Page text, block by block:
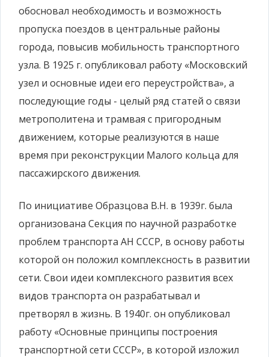
обосновал необходимость и возможность
пропуска поездов в центральные районы
города, повысив мобильность транспортного
узла. В 1925 г. опубликовал работу «Московский
узел и основные идеи его переустройства», а
последующие годы - целый ряд статей о связи
метрополитена и трамвая с пригородным
движением, которые реализуются в наше
время при реконструкции Малого кольца для
пассажирского движения.
По инициативе Образцова В.Н. в 1939г. была
организована Секция по научной разработке
проблем транспорта АН СССР, в основу работы
которой он положил комплексность в развитии
сети. Свои идеи комплексного развития всех
видов транспорта он разрабатывал и
претворял в жизнь. В 1940г. он опубликовал
работу «Основные принципы построения
транспортной сети СССР», в которой изложил